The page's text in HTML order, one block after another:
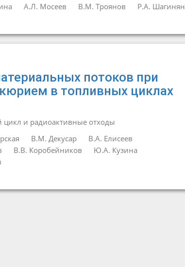
А.Л. Мосеев В.М. Троянов Р.А. Шагинян
потоков при
в топливных циклах
и радиоактивные отходы
В.М. Декусар
В.А. Елисеев
В.В. Коробейников
Ю.А. Кузина